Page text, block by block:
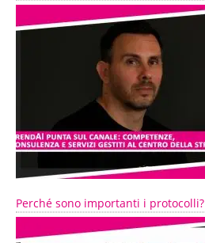
Perché sono importanti i protocolli?